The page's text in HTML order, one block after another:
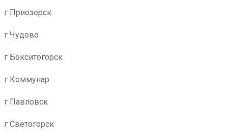
г Приозерск
г Чудово
г Бокситогорск
г Коммунар
г Павловск
г Светогорск